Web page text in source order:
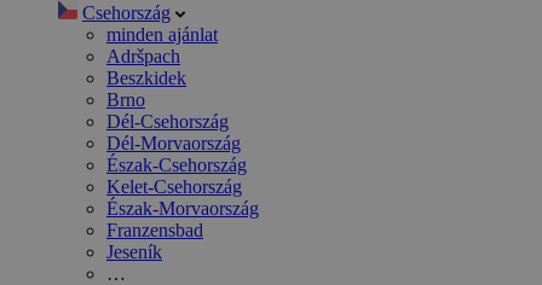
Csehország
minden ajánlat
Adršpach
Beszkidek
Brno
Dél-Csehország
Dél-Morvaország
Észak-Csehország
Kelet-Csehország
Észak-Morvaország
Franzensbad
Jeseník
…